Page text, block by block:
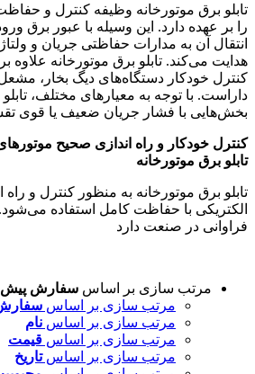
تابلو برق موتورخانه وظیفه کنترل و
را بر عهده دارد. این وسیله با عبور برق
انتقال آن به مدارات حفاظتی جریان و
هدایت می‌کند. تابلو برق موتورخانه علاوه
کنترل خودکار دستگاه‌های دیگ بخار، مشعل
داراست. با توجه به معیارهای مختلف،
بخش‌هایی با فشار جریان ضعیف یا قوی
کنترل خودکار و راه اندازی صحیح موتورهای
تابلو برق موتورخانه
تابلو برق موتورخانه به منظور کنترل و
الکتریکی با حفاظت کامل استفاده
فراوانی در صنعت دارد
مرتب سازی بر اساس سفارش
مرتب سازی بر اساس
مرتب سازی بر اساس نام
مرتب سازی بر اساس قیمت
مرتب سازی بر اساستاریخ